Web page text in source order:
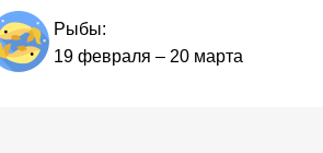
Рыбы:
19 февраля – 20 марта